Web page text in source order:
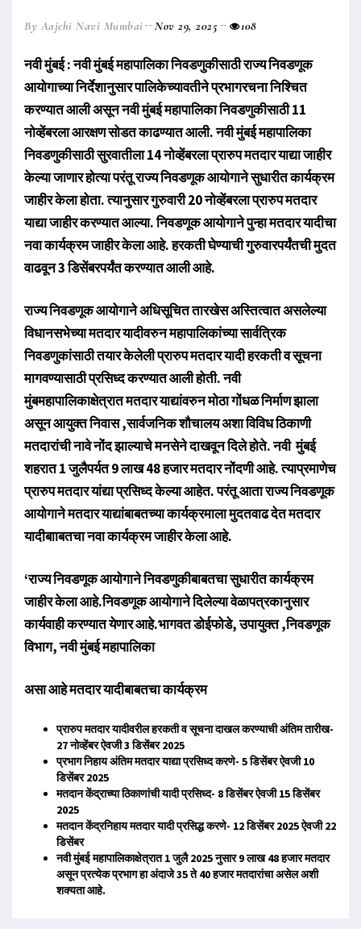
By Aajchi Navi Mumbai Nov 29, 2025 108
नवी मुंबई : नवी मुंबई महापालिका निवडणुकीसाठी राज्य निवडणूक
आयोगाच्या निर्देशानुसार पालिकेच्यावतीने प्रभागरचना निश्चित
करण्यात आली असून नवी मुंबई महापालिका निवडणुकीसाठी 11
नोव्हेंबरला आरक्षण सोडत काढण्यात आली. नवी मुंबई महापालिका
निवडणुकीसाठी सुरवातीला 14 नोव्हेंबरला प्रारुप मतदार याद्या जाहीर
केल्या जाणार होत्या परंतू राज्य निवडणूक आयोगाने सुधारीत कार्यक्रम
जाहीर केला होता. त्यानुसार गुरुवारी 20 नोव्हेंबरला प्रारुप मतदार
याद्या जाहीर करण्यात आल्या. निवडणूक आयोगाने पुन्हा मतदार यादीचा
नवा कार्यक्रम जाहीर केला आहे. हरकती घेण्याची गुरुवारपर्यंतची मुदत
वाढवून 3 डिसेंबरपर्यंत करण्यात आली आहे.
राज्य निवडणूक आयोगाने अधिसूचित तारखेस अस्तित्वात असलेल्या
विधानसभेच्या मतदार यादीवरुन महापालिकांच्या सार्वत्रिक
निवडणुकांसाठी तयार केलेली प्रारुप मतदार यादी हरकती व सूचना
मागवण्यासाठी प्रसिध्द करण्यात आली होती. नवी
मुंबमहापालिकाक्षेत्रात मतदार याद्यांवरुन मोठा गोंधळ निर्माण झाला
असून आयुक्त निवास ,सार्वजनिक शौचालय अशा विविध ठिकाणी
मतदारांची नावे नोंद झाल्याचे मनसेने दाखवून दिले होते. नवी मुंबई
शहरात 1 जुलैपर्यत 9 लाख 48 हजार मतदार नोंदणी आहे. त्याप्रमाणेच
प्रारुप मतदार यांद्या प्रसिध्द केल्या आहेत. परंतू आता राज्य निवडणूक
आयोगाने मतदार याद्यांबाबतच्या कार्यक्रमाला मुदतवाढ देत मतदार
यादीबााबतचा नवा कार्यक्रम जाहीर केला आहे.
‌‘राज्य निवडणूक आयोगाने निवडणुकीबाबतचा सुधारीत कार्यक्रम
जाहीर केला आहे.निवडणूक आयोगाने दिलेल्या वेळापत्रकानुसार
कार्यवाही करण्यात येणार आहे.भागवत डोईफोडे, उपायुक्त ,निवडणूक
विभाग, नवी मुंबई महापालिका
असा आहे मतदार यादीबाबतचा कार्यक्रम
प्रारुप मतदार यादीवरील हरकती व सूचना दाखल करण्याची अंतिम तारीख-
27 नोव्हेंबर ऐवजी 3 डिसेंबर 2025
प्रभाग निहाय अंतिम मतदार याद्या प्रसिध्द करणे- 5 डिसेंबर ऐवजी 10
डिसेंबर 2025
मतदान केंद्राच्या ठिकाणांची यादी प्रसिध्द- 8 डिसेंबर ऐवजी 15 डिसेंबर
2025
मतदान केंद्रनिहाय मतदार यादी प्रसिद्ध करणे- 12 डिसेंबर 2025 ऐवजी 22
डिसेंबर
नवी मुंबई महापालिकाक्षेत्रात 1 जुलै 2025 नुसार 9 लाख 48 हजार मतदार
असून प्रत्येक प्रभाग हा अंदाजे 35 ते 40 हजार मतदारांचा असेल अशी
शक्यता आहे.